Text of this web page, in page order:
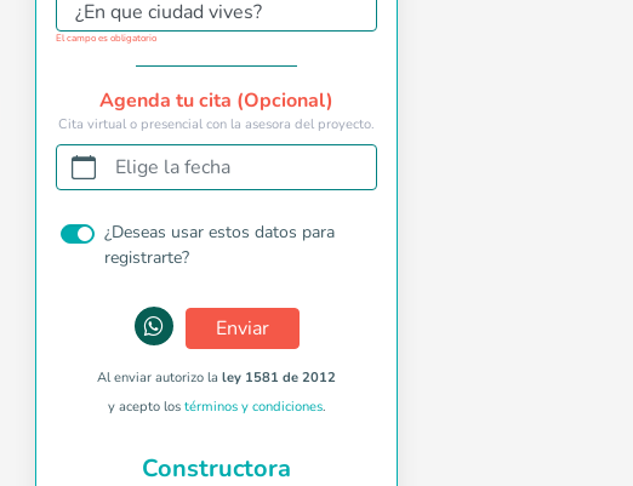
¿En que ciudad vives?
El campo es obligatorio
Agenda tu cita (Opcional)
Cita virtual o presencial con la asesora del proyecto.
Elige la fecha
¿Deseas usar estos datos para
registrarte?
Enviar
Al enviar autorizo la ley 1581 de 2012
y acepto los términos y condiciones.
Constructora